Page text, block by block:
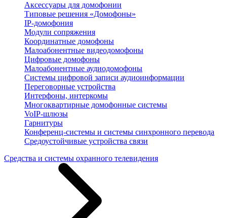
Аксессуары для домофонии
Типовые решения «Домофоны»
IP-домофония
Модули сопряжения
Координатные домофоны
Малоабонентные видеодомофоны
Цифровые домофоны
Малоабонентные аудиодомофоны
Системы цифровой записи аудиоинформации
Переговорные устройства
Интерфоны, интеркомы
Многоквартирные домофонные системы
VoIP-шлюзы
Гарнитуры
Конференц-системы и системы синхронного перевода
Средоустойчивые устройства связи
Средства и системы охранного телевидения